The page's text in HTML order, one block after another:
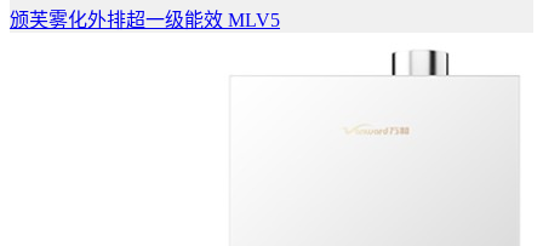
颁芙雾化外排超一级能效 MLV5